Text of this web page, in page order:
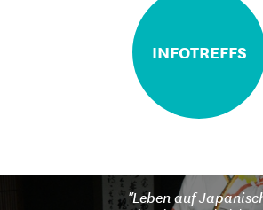
INFOTREFFS
"Leben auf